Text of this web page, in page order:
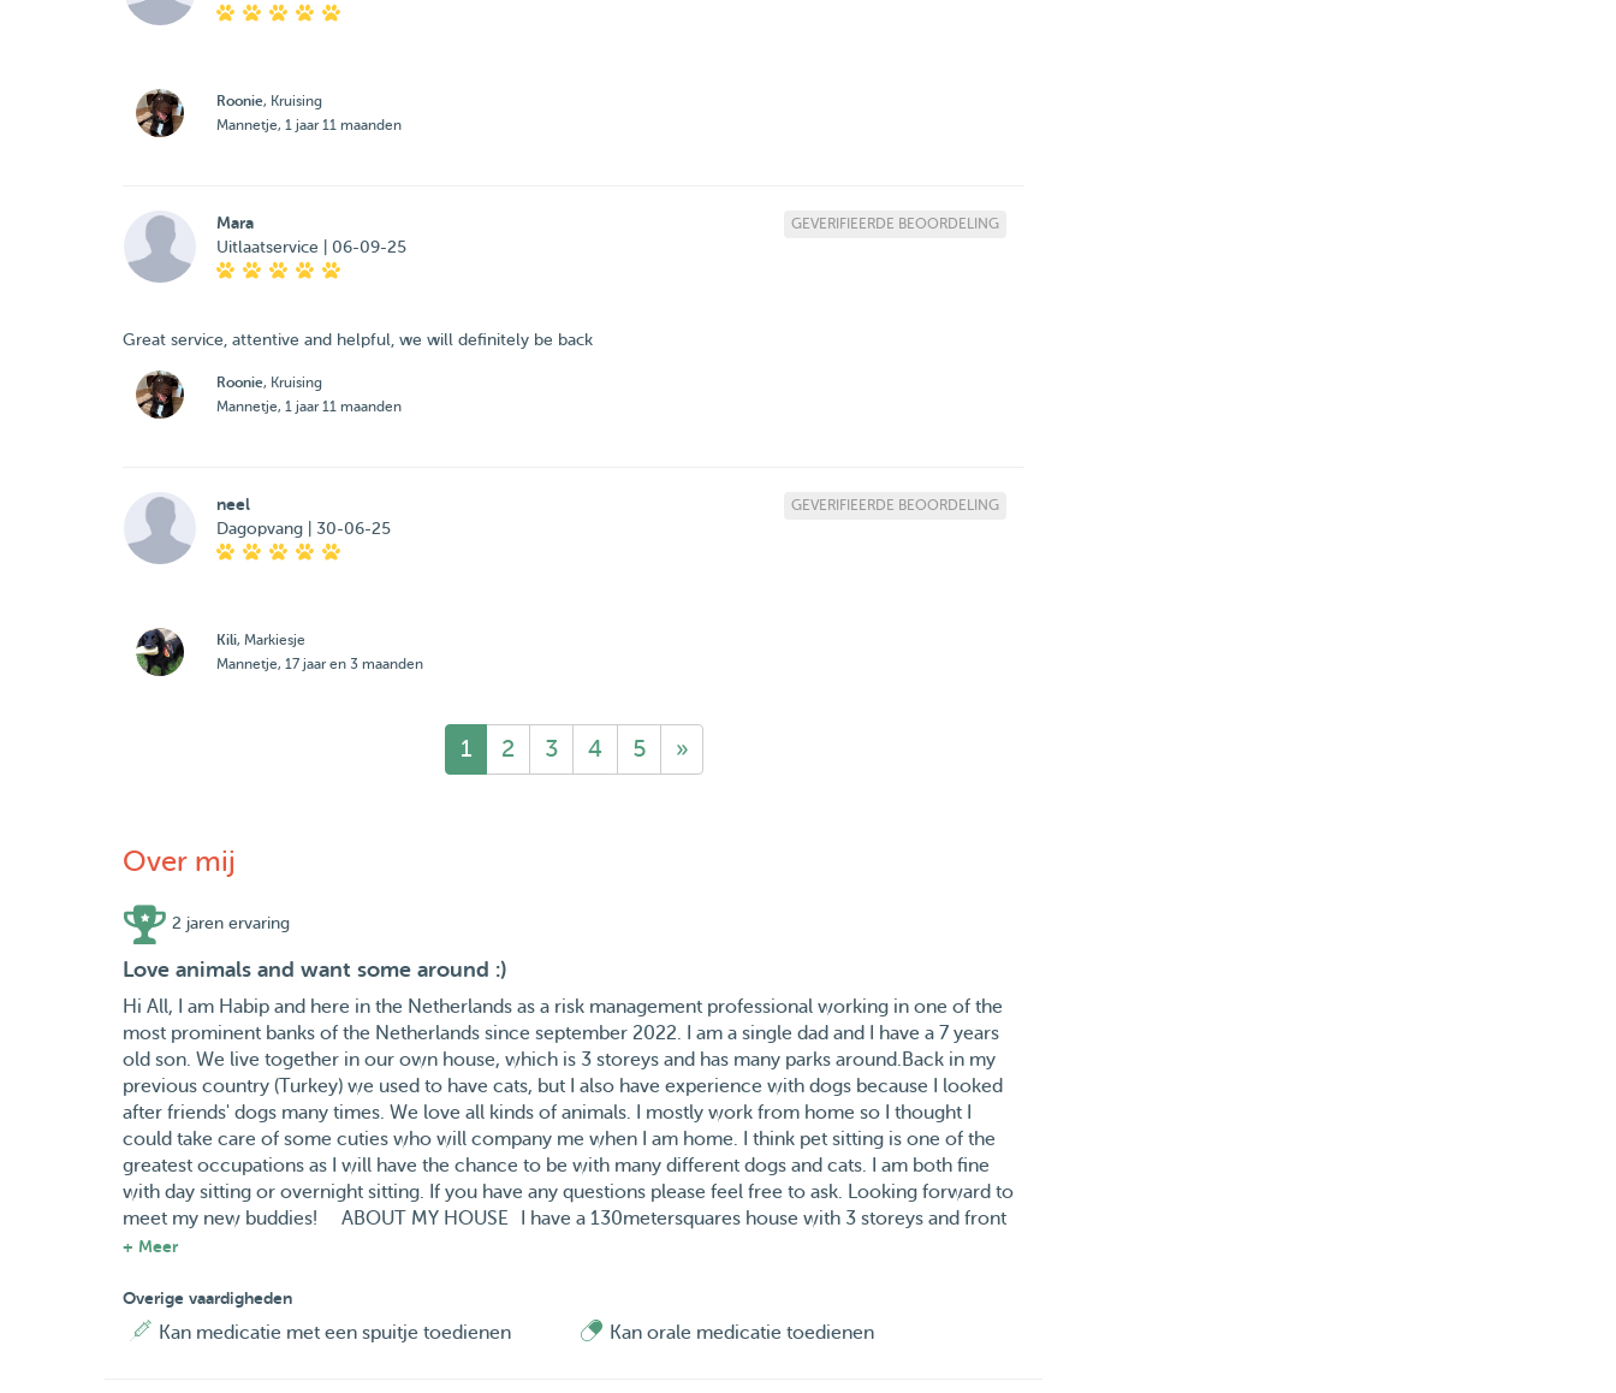
Roonie, Kruising
Mannetje, 1 jaar 11 maanden
Mara
Uitlaatservice | 06-09-25
GEVERIFIEERDE BEOORDELING
Great service, attentive and helpful, we will definitely be back
Roonie, Kruising
Mannetje, 1 jaar 11 maanden
neel
Dagopvang | 30-06-25
GEVERIFIEERDE BEOORDELING
Kili, Markiesje
Mannetje, 17 jaar en 3 maanden
1 2 3 4 5 »
Over mij
2 jaren ervaring
Love animals and want some around :)
Hi All, I am Habip and here in the Netherlands as a risk management professional working in one of the
most prominent banks of the Netherlands since september 2022. I am a single dad and I have a 7 years
old son. We live together in our own house, which is 3 storeys and has many parks around.Back in my
previous country (Turkey) we used to have cats, but I also have experience with dogs because I looked
after friends' dogs many times. We love all kinds of animals. I mostly work from home so I thought I
could take care of some cuties who will company me when I am home. I think pet sitting is one of the
greatest occupations as I will have the chance to be with many different dogs and cats. I am both fine
with day sitting or overnight sitting. If you have any questions please feel free to ask. Looking forward to
meet my new buddies! ABOUT MY HOUSE I have a 130metersquares house with 3 storeys and front
and spacious backyard. There are no restrictions for my guests so they can stay whereever they like in
walking and pick up and drop off.
+ Meer
Overige vaardigheden
Kan medicatie met een spuitje toedienen Kan orale medicatie toedienen